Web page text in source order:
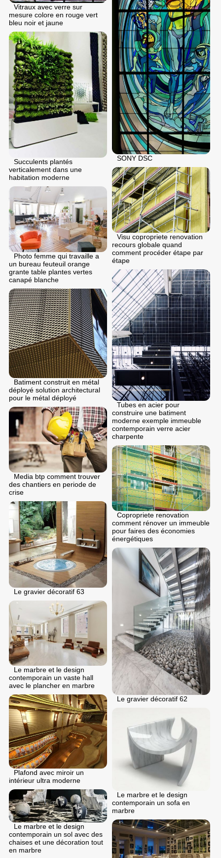
Vitraux avec verre sur
mesure colore en rouge vert
bleu noir et jaune
SONY DSC
Succulents plantés
verticalement dans une
habitation moderne
Visu copropriete renovation
recours globale quand
comment procéder étape par
étape
Photo femme qui travaille a
un bureau feuteuil orange
grante table plantes vertes
canapé blanche
Tubes en acier pour
construire une batiment
moderne exemple immeuble
contemporain verre acier
charpente
Batiment construit en métal
déployé solution architectural
pour le métal déployé
Media btp comment trouver
des chantiers en periode de
crise
Copropriete renovation
comment rénover un immeuble
pour faires des économies
énergétiques
Le gravier décoratif 63
Le gravier décoratif 62
Le marbre et le design
contemporain un vaste hall
avec le plancher en marbre
Plafond avec miroir un
intérieur ultra moderne
Le marbre et le design
contemporain un sofa en
marbre
Le marbre et le design
contemporain un sol avec des
chaises et une décoration tout
en marbre